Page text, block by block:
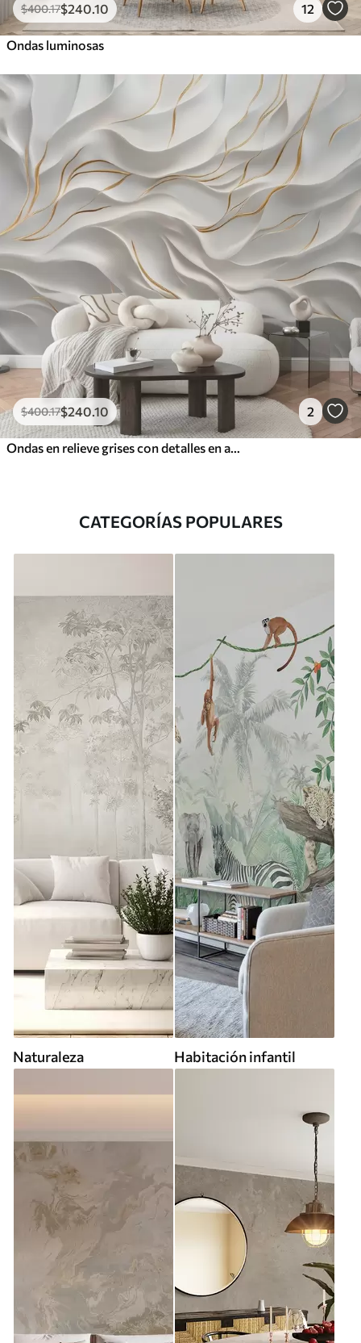
$400.17$240.10 12
Ondas luminosas
$400.17$240.10 2
Ondas en relieve grises con detalles en amarillo
CATEGORÍAS POPULARES
Naturaleza Habitación infantil